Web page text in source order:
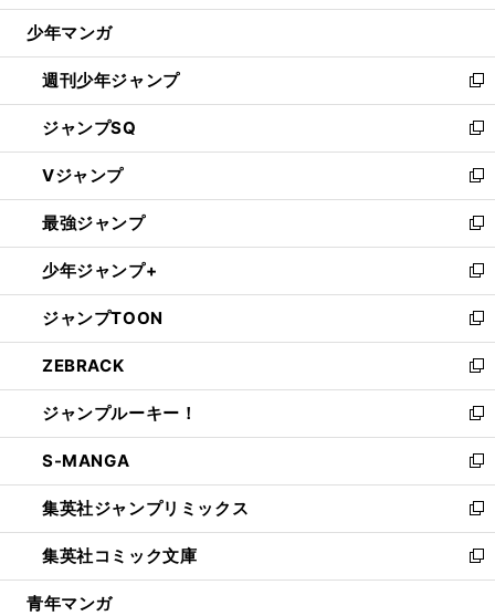
ウ
開
く
少年マンガ
週刊少年ジャンプ
新
し
い
ウ
ィ
ン
ド
ウ
で
開
く
ジャンプSQ
新
し
い
ウ
ィ
ン
ド
ウ
で
開
く
Vジャンプ
新
し
い
ウ
ィ
ン
ド
ウ
で
開
く
最強ジャンプ
新
し
い
ウ
ィ
ン
ド
ウ
で
開
く
少年ジャンプ+
新
し
い
ウ
ィ
ン
ド
ウ
で
開
く
ジャンプTOON
新
し
い
ウ
ィ
ン
ド
ウ
で
開
く
ZEBRACK
新
し
い
ウ
ィ
ン
ド
ウ
で
開
ジャンプルーキー！
新
し
い
ウ
ィ
ン
ド
ウ
S-MANGA
新
し
い
ウ
ィ
ン
集英社ジャンプリミックス
新
し
い
ウ
集英社コミック文庫
新
し
青年マンガ